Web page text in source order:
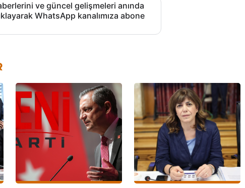
ve güncel gelişmeleri anında
WhatsApp kanalımıza abone